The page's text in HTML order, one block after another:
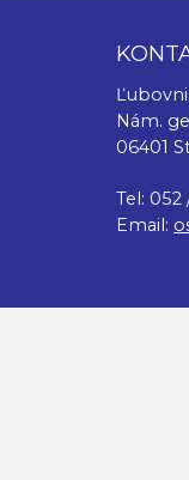
Nám.
06401
Tel: 052
Email: